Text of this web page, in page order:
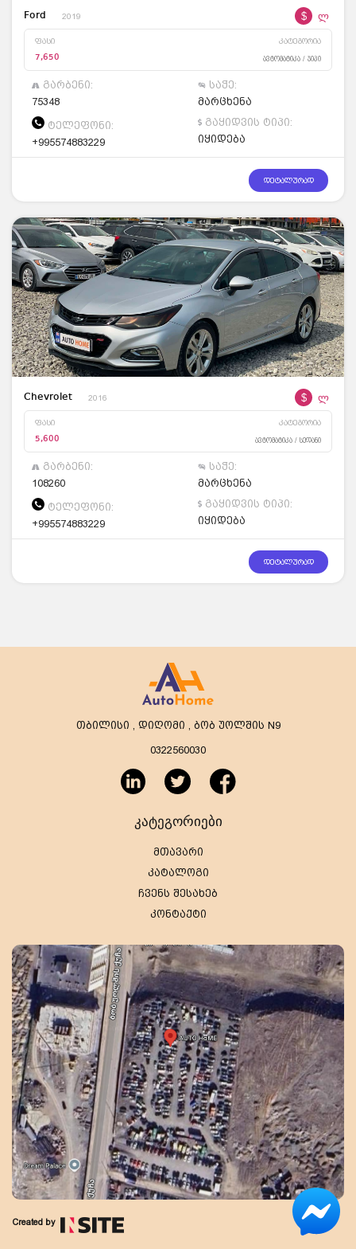
Ford 2019 $ ლ
ფასი კატეგორია
7,650 ავტომატიკა / ჯიპი
გარბენი:
75348
საჭე:
მარცხენა
ტელეფონი:
+995574883229
გაყიდვის ტიპი:
იყიდება
დეტალურად
Chevrolet 2016 $ ლ
ფასი კატეგორია
5,600 ავტომატიკა / სედანი
გარბენი:
108260
საჭე:
მარცხენა
ტელეფონი:
+995574883229
გაყიდვის ტიპი:
იყიდება
დეტალურად
თბილისი , დიღომი , ბობ უოლშის N9
0322560030
კატეგორიები
მთავარი
კატალოგი
ჩვენს შესახებ
კონტაქტი
Created by